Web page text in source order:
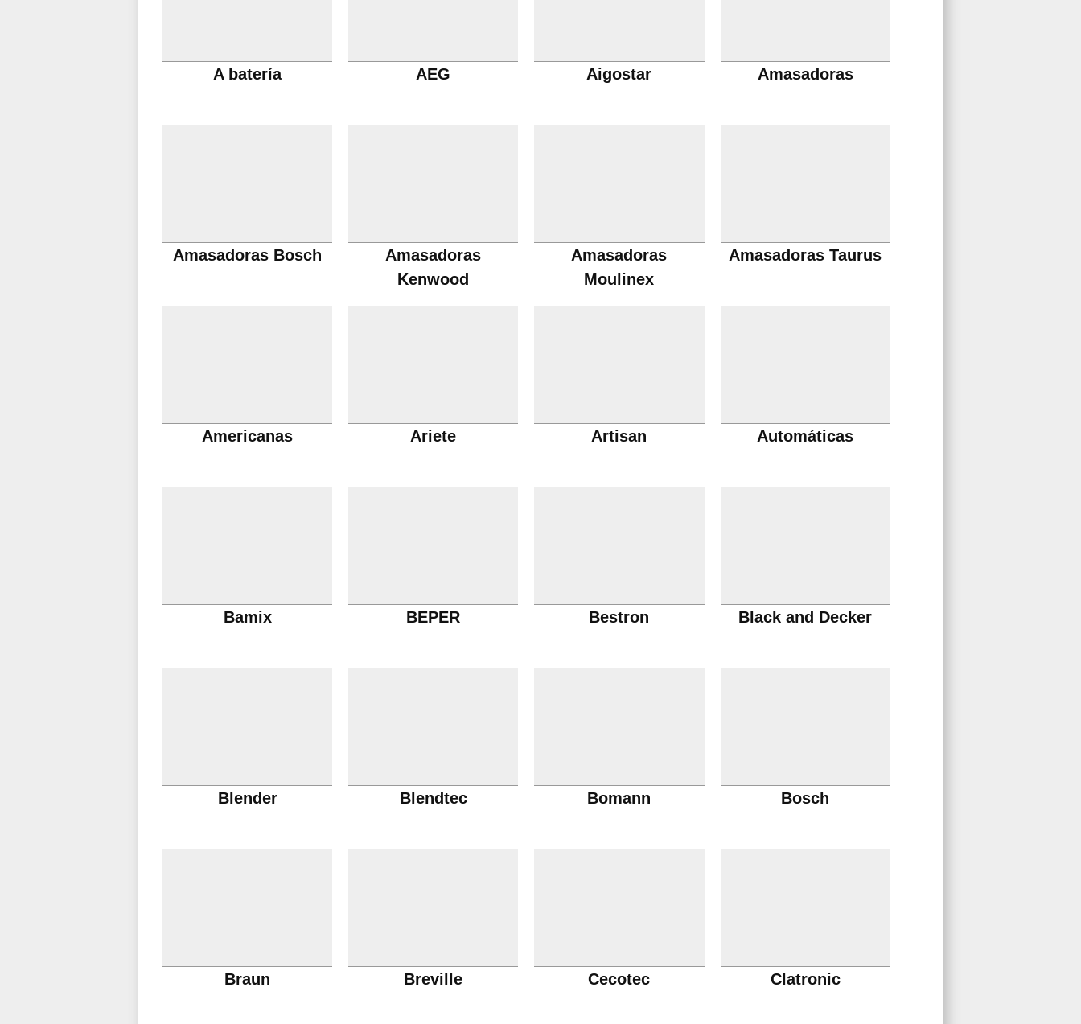
A batería AEG Aigostar Amasadoras
Amasadoras Bosch
Amasadoras
Kenwood
Amasadoras
Moulinex
Amasadoras Taurus
Americanas Ariete Artisan Automáticas
Bamix BEPER Bestron Black and Decker
Blender Blendtec Bomann Bosch
Braun Breville Cecotec Clatronic